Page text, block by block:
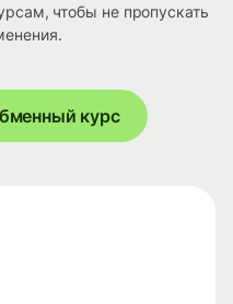
чтобы не пропускать
курс